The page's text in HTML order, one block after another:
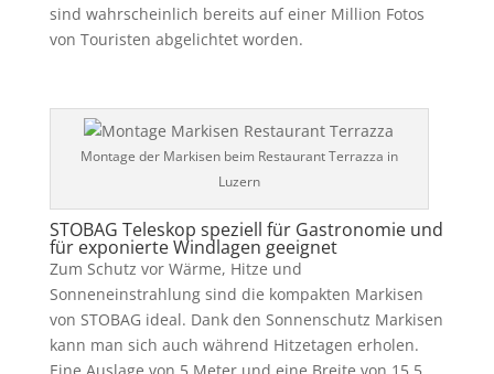
sind wahrscheinlich bereits auf einer Million Fotos
von Touristen abgelichtet worden.
Montage der Markisen beim Restaurant Terrazza in
Luzern
STOBAG Teleskop speziell für Gastronomie und
für exponierte Windlagen geeignet
Zum Schutz vor Wärme, Hitze und
Sonneneinstrahlung sind die kompakten Markisen
von STOBAG ideal. Dank den Sonnenschutz Markisen
kann man sich auch während Hitzetagen erholen.